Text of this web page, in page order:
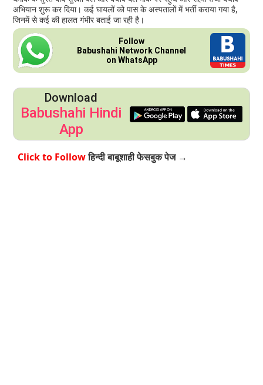
अभियान शुरू कर दिया। कई घायलों को पास के अस्पतालों में भर्ती कराया गया है,
जिनमें से कई की हालत गंभीर बताई जा रही है।
Follow
Babushahi Network Channel
on WhatsApp
Download
Babushahi Hindi
App
हिन्दी बाबूशाही फेसबुक पेज →